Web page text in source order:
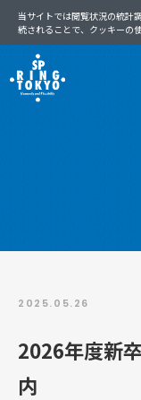
当サイトでは閲覧状況の統計
続されることで、クッキーの
2025.05.26
2026年度新
内